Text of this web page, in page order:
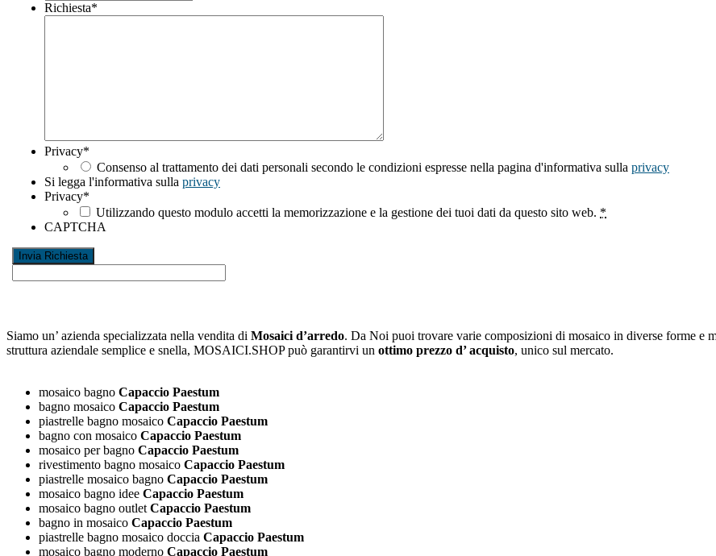
Richiesta*
Privacy*
Consenso al trattamento dei dati personali secondo le condizioni espresse nella pagina d'informativa sulla privacy
Si legga l'informativa sulla privacy
Privacy*
Utilizzando questo modulo accetti la memorizzazione e la gestione dei tuoi dati da questo sito web. *
CAPTCHA
Siamo un’ azienda specializzata nella vendita di Mosaici d’arredo. Da Noi puoi trovare varie composizioni di mosaico in diverse forme e
struttura aziendale semplice e snella, MOSAICI.SHOP può garantirvi un ottimo prezzo d’ acquisto, unico sul mercato.
mosaico bagno Capaccio Paestum
bagno mosaico Capaccio Paestum
piastrelle bagno mosaico Capaccio Paestum
bagno con mosaico Capaccio Paestum
mosaico per bagno Capaccio Paestum
rivestimento bagno mosaico Capaccio Paestum
piastrelle mosaico bagno Capaccio Paestum
mosaico bagno idee Capaccio Paestum
mosaico bagno outletCapaccio Paestum
bagno in mosaico Capaccio Paestum
piastrelle bagno mosaico doccia Capaccio Paestum
mosaico bagno moderno Capaccio Paestum